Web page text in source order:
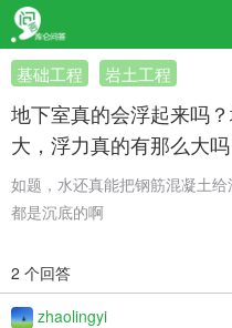
基础工程 岩土工程
地下室真的会浮起来吗
大，浮力真的有那么大吗
如题，水还真能把钢筋混凝土
都是沉底的啊
2 个回答
zhaolingyi